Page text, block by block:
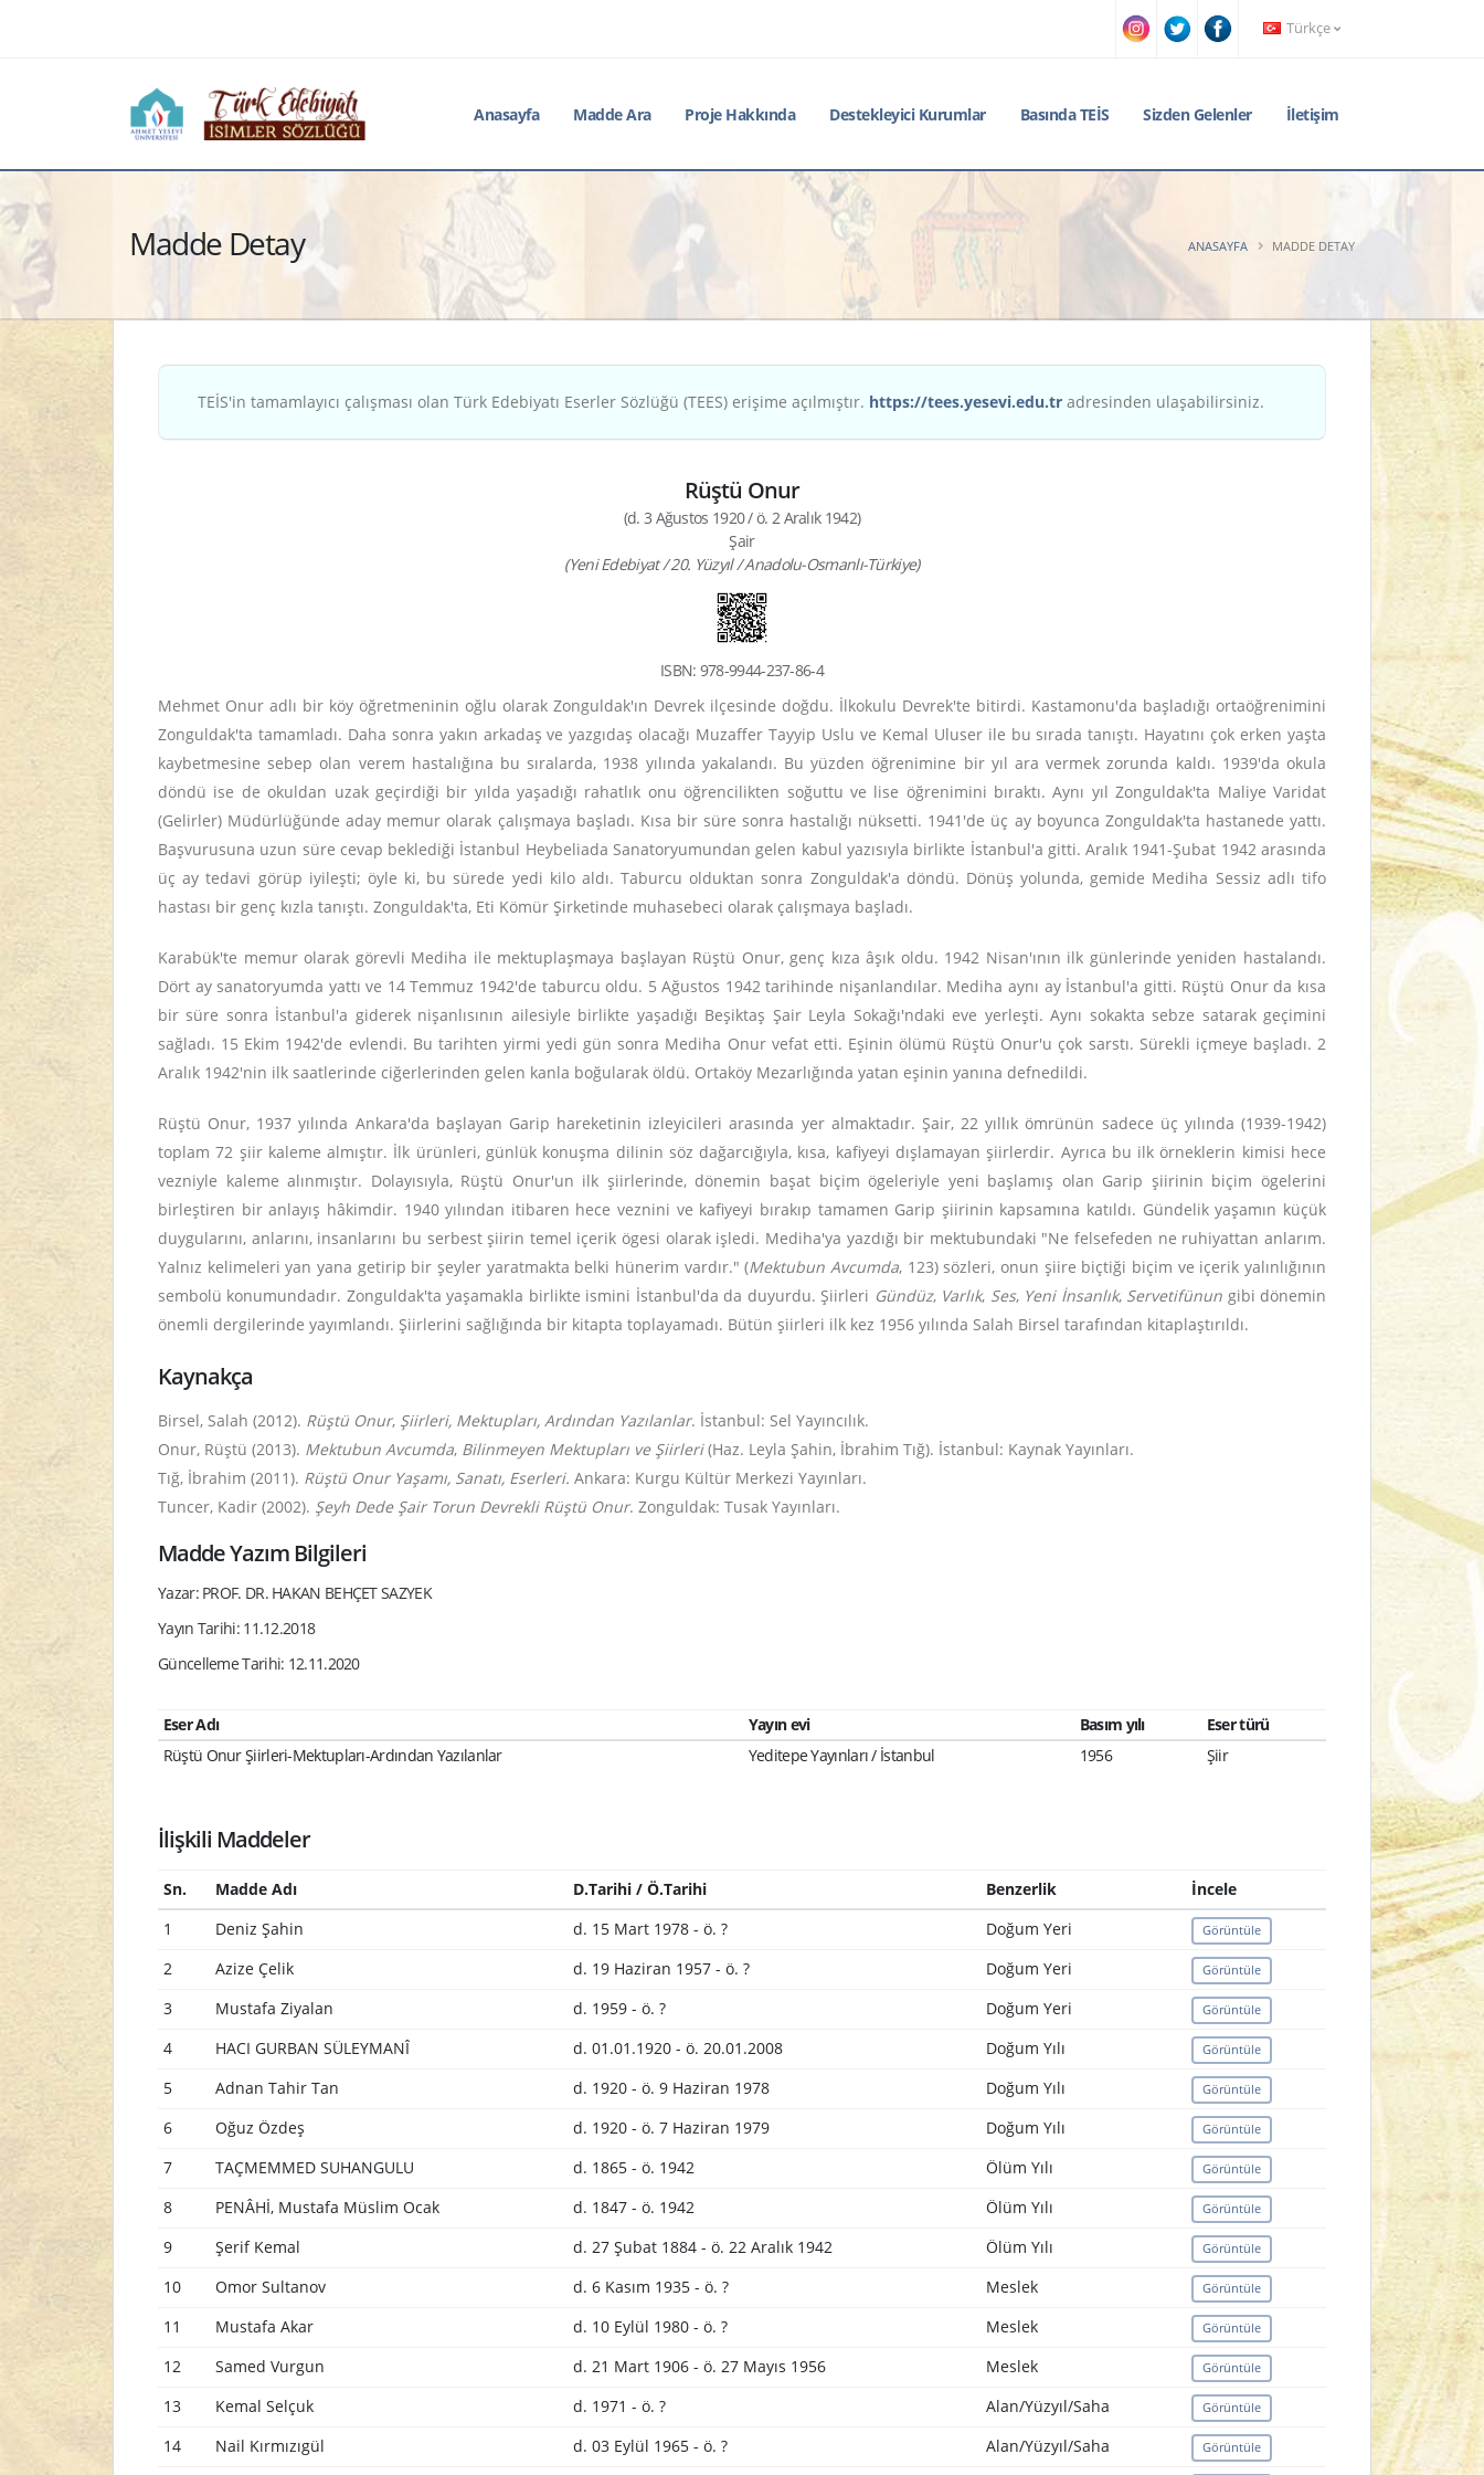
Türkçe
Anasayfa Madde Ara Proje Hakkında Destekleyici Kurumlar Basında TEİS Sizden Gelenler İletişim
Madde Detay ANASAYFA MADDE DETAY
TEİS'in tamamlayıcı çalışması olan Türk Edebiyatı Eserler Sözlüğü (TEES) erişime açılmıştır. https://tees.yesevi.edu.tr adresinden ulaşabilirsiniz.
Rüştü Onur
(d. 3 Ağustos 1920 / ö. 2 Aralık 1942)
Şair
(Yeni Edebiyat / 20. Yüzyıl / Anadolu-Osmanlı-Türkiye)
ISBN: 978-9944-237-86-4
Mehmet Onur adlı bir köy öğretmeninin oğlu olarak Zonguldak'ın Devrek ilçesinde doğdu. İlkokulu Devrek'te bitirdi. Kastamonu'da başladığı ortaöğrenimini
Zonguldak'ta tamamladı. Daha sonra yakın arkadaş ve yazgıdaş olacağı Muzaffer Tayyip Uslu ve Kemal Uluser ile bu sırada tanıştı. Hayatını çok erken yaşta
kaybetmesine sebep olan verem hastalığına bu sıralarda, 1938 yılında yakalandı. Bu yüzden öğrenimine bir yıl ara vermek zorunda kaldı. 1939'da okula
döndü ise de okuldan uzak geçirdiği bir yılda yaşadığı rahatlık onu öğrencilikten soğuttu ve lise öğrenimini bıraktı. Aynı yıl Zonguldak'ta Maliye Varidat
(Gelirler) Müdürlüğünde aday memur olarak çalışmaya başladı. Kısa bir süre sonra hastalığı nüksetti. 1941'de üç ay boyunca Zonguldak'ta hastanede yattı.
Başvurusuna uzun süre cevap beklediği İstanbul Heybeliada Sanatoryumundan gelen kabul yazısıyla birlikte İstanbul'a gitti. Aralık 1941-Şubat 1942 arasında
üç ay tedavi görüp iyileşti; öyle ki, bu sürede yedi kilo aldı. Taburcu olduktan sonra Zonguldak'a döndü. Dönüş yolunda, gemide Mediha Sessiz adlı tifo
hastası bir genç kızla tanıştı. Zonguldak'ta, Eti Kömür Şirketinde muhasebeci olarak çalışmaya başladı.
Karabük'te memur olarak görevli Mediha ile mektuplaşmaya başlayan Rüştü Onur, genç kıza âşık oldu. 1942 Nisan'ının ilk günlerinde yeniden hastalandı.
Dört ay sanatoryumda yattı ve 14 Temmuz 1942'de taburcu oldu. 5 Ağustos 1942 tarihinde nişanlandılar. Mediha aynı ay İstanbul'a gitti. Rüştü Onur da kısa
bir süre sonra İstanbul'a giderek nişanlısının ailesiyle birlikte yaşadığı Beşiktaş Şair Leyla Sokağı'ndaki eve yerleşti. Aynı sokakta sebze satarak geçimini
sağladı. 15 Ekim 1942'de evlendi. Bu tarihten yirmi yedi gün sonra Mediha Onur vefat etti. Eşinin ölümü Rüştü Onur'u çok sarstı. Sürekli içmeye başladı. 2
Aralık 1942'nin ilk saatlerinde ciğerlerinden gelen kanla boğularak öldü. Ortaköy Mezarlığında yatan eşinin yanına defnedildi.
Rüştü Onur, 1937 yılında Ankara'da başlayan Garip hareketinin izleyicileri arasında yer almaktadır. Şair, 22 yıllık ömrünün sadece üç yılında (1939-1942)
toplam 72 şiir kaleme almıştır. İlk ürünleri, günlük konuşma dilinin söz dağarcığıyla, kısa, kafiyeyi dışlamayan şiirlerdir. Ayrıca bu ilk örneklerin kimisi hece
vezniyle kaleme alınmıştır. Dolayısıyla, Rüştü Onur'un ilk şiirlerinde, dönemin başat biçim ögeleriyle yeni başlamış olan Garip şiirinin biçim ögelerini
birleştiren bir anlayış hâkimdir. 1940 yılından itibaren hece veznini ve kafiyeyi bırakıp tamamen Garip şiirinin kapsamına katıldı. Gündelik yaşamın küçük
duygularını, anlarını, insanlarını bu serbest şiirin temel içerik ögesi olarak işledi. Mediha'ya yazdığı bir mektubundaki "Ne felsefeden ne ruhiyattan anlarım.
Yalnız kelimeleri yan yana getirip bir şeyler yaratmakta belki hünerim vardır." (Mektubun Avcumda, 123) sözleri, onun şiire biçtiği biçim ve içerik yalınlığının
sembolü konumundadır. Zonguldak'ta yaşamakla birlikte ismini İstanbul'da da duyurdu. Şiirleri Gündüz, Varlık, Ses, Yeni İnsanlık, Servetifünun gibi dönemin
önemli dergilerinde yayımlandı. Şiirlerini sağlığında bir kitapta toplayamadı. Bütün şiirleri ilk kez 1956 yılında Salah Birsel tarafından kitaplaştırıldı.
Kaynakça
Birsel, Salah (2012). Rüştü Onur, Şiirleri, Mektupları, Ardından Yazılanlar. İstanbul: Sel Yayıncılık.
Onur, Rüştü (2013). Mektubun Avcumda, Bilinmeyen Mektupları ve Şiirleri(Haz. Leyla Şahin, İbrahim Tığ). İstanbul: Kaynak Yayınları.
Tığ, İbrahim (2011). Rüştü Onur Yaşamı, Sanatı, Eserleri. Ankara: Kurgu Kültür Merkezi Yayınları.
Tuncer, Kadir (2002). Şeyh Dede Şair Torun Devrekli Rüştü Onur. Zonguldak: Tusak Yayınları.
Madde Yazım Bilgileri
Yazar: PROF. DR. HAKAN BEHÇET SAZYEK
Yayın Tarihi: 11.12.2018
Güncelleme Tarihi: 12.11.2020
Eser Adı Yayın evi Basım yılı
Eser türü
Rüştü Onur Şiirleri-Mektupları-Ardından Yazılanlar
Yeditepe Yayınları / İstanbul 1956 Şiir
İlişkili Maddeler
Sn. Madde Adı D.Tarihi / Ö.Tarihi Benzerlik
İncele
1
Deniz Şahin d. 15 Mart 1978 - ö. ? Doğum Yeri Görüntüle
2 Azize Çelik d. 19 Haziran 1957 - ö. ? Doğum Yeri Görüntüle
3 Mustafa Ziyalan d. 1959 - ö. ? Doğum Yeri Görüntüle
4 HACI GURBAN SÜLEYMANÎ d. 01.01.1920 - ö. 20.01.2008 Doğum Yılı Görüntüle
5 Adnan Tahir Tan d. 1920 - ö. 9 Haziran 1978 Doğum Yılı Görüntüle
6 Oğuz Özdeş d. 1920 - ö. 7 Haziran 1979 Doğum Yılı Görüntüle
7 TAÇMEMMED SUHANGULU d. 1865 - ö. 1942 Ölüm Yılı Görüntüle
8 PENÂHİ, Mustafa Müslim Ocak d. 1847 - ö. 1942 Ölüm Yılı Görüntüle
9 Şerif Kemal d. 27 Şubat 1884 - ö. 22 Aralık 1942 Ölüm Yılı Görüntüle
10 Omor Sultanov d. 6 Kasım 1935 - ö. ? Meslek Görüntüle
11 Mustafa Akar d. 10 Eylül 1980 - ö. ? Meslek Görüntüle
12 Samed Vurgun d. 21 Mart 1906 - ö. 27 Mayıs 1956 Meslek Görüntüle
13 Kemal Selçuk d. 1971 - ö. ? Alan/Yüzyıl/Saha Görüntüle
14 Nail Kırmızıgül d. 03 Eylül 1965 - ö. ? Alan/Yüzyıl/Saha Görüntüle